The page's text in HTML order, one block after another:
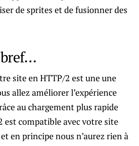
de sprites et de fusionner des
site en HTTP/2 est une une
allez améliorer l’expérience
au chargement plus rapide
est compatible avec votre site
en principe nous n’aurez rien à